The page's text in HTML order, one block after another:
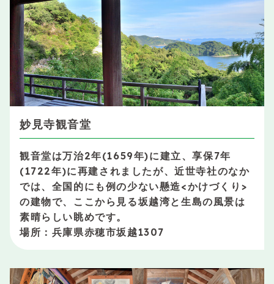
妙見寺観音堂
観音堂は万治2年(1659年)に建立、享保7年
(1722年)に再建されましたが、近世寺社のなか
では、全国的にも例の少ない懸造<かけづくり>
の建物で、ここから見る坂越湾と生島の風景は
素晴らしい眺めです。
場所：兵庫県赤穂市坂越1307